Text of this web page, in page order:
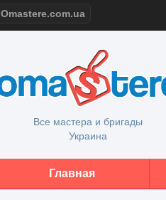
Omastere.com.ua
Все мастера и бригады
Украина
Главная